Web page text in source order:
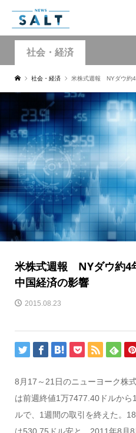
社会・経済
社会・経済 米株式週報 NYダウ約
米株式週報 NYダウ約4
中国経済の影響
2015.08.23
8月17～21日のニューヨーク株
は前週終値1万7477.40ドルか
ルで、1週間の取引を終えた。